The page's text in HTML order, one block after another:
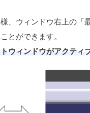
、ウィンドウ右上の「
とができます。
ウィンドウがアクティ